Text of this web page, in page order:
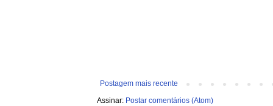
Postagem mais recente
Assinar: Postar comentários (Atom)